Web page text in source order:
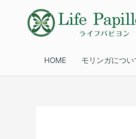
HOME モリンガについ